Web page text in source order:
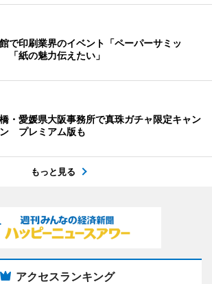
で印刷業界のイベント「ペーパーサミッ
「紙の魅力伝えたい」
・愛媛県大阪事務所で真珠ガチャ限定キャン
プレミアム版も
もっと見る
アクセスランキング